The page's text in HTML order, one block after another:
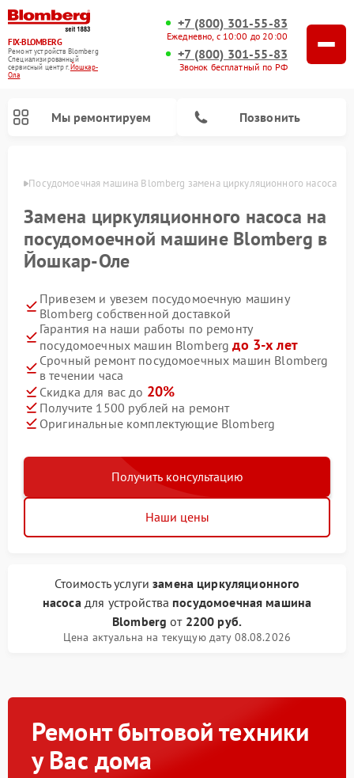
FIX-BLOMBERG
Ремонт устройств Blomberg
Специализированный
cервисный центр г.Йошкар-
Ола
+7 (800) 301-55-83
Ежедневно, с 10:00 до 20:00
+7 (800) 301-55-83
Звонок бесплатный по РФ
Мы ремонтируем Позвонить
Оле Посудомоечная машина Blomberg замена циркуляционного насоса
Замена циркуляционного насоса на
посудомоечной машине Blomberg в
Йошкар-Оле
Привезем и увезем посудомоечную машину
Blomberg собственной доставкой
Гарантия на наши работы по ремонту
посудомоечных машин Blombergдо 3-х лет
Срочный ремонт посудомоечных машин Blomberg
в течении часа
Скидка для вас до 20%
Получите 1500 рублей на ремонт
Оригинальные комплектующие Blomberg
Получить консультацию
Наши цены
Стоимость услугизамена циркуляционного
насосадля устройства посудомоечная машина
Blomberg от 2200 руб.
Цена актуальна на текущую дату 08.08.2026
Ремонт бытовой техники
у Вас дома